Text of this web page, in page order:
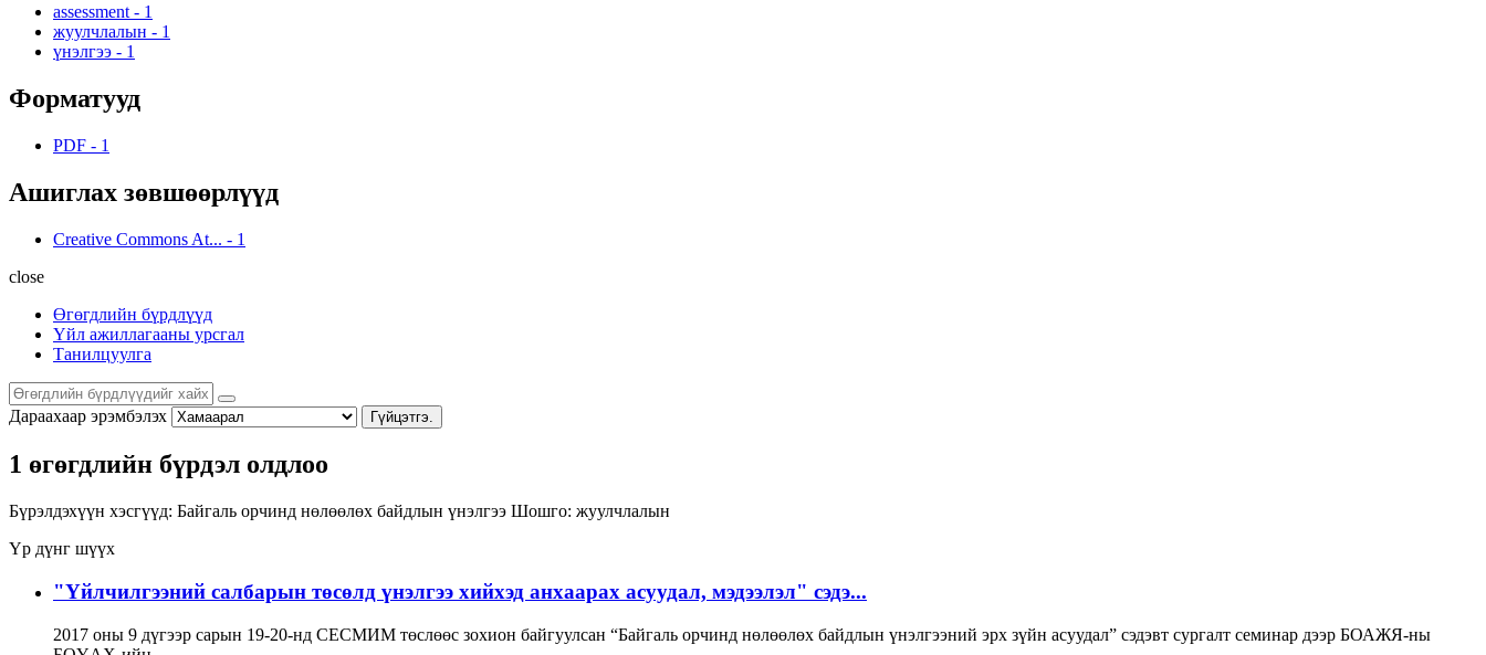
assessment - 1
жуулчлалын - 1
үнэлгээ - 1
Форматууд
PDF - 1
Ашиглах зөвшөөрлүүд
Creative Commons At... - 1
close
Өгөгдлийн бүрдлүүд
Үйл ажиллагааны урсгал
Танилцуулга
Дараахаар эрэмбэлэх Гүйцэтгэ.
1 өгөгдлийн бүрдэл олдлоо
Бүрэлдэхүүн хэсгүүд: Байгаль орчинд нөлөөлөх байдлын үнэлгээ Шошго: жуулчлалын
Үр дүнг шүүх
"Үйлчилгээний салбарын төсөлд үнэлгээ хийхэд анхаарах асуудал, мэдээлэл" сэдэ...
2017 оны 9 дүгээр сарын 19-20-нд СЕСМИМ төслөөс зохион байгуулсан “Байгаль орчинд нөлөөлөх байдлын үнэлгээний эрх зүйн асуудал” сэдэвт сургалт семинар дээр БОАЖЯ-ны